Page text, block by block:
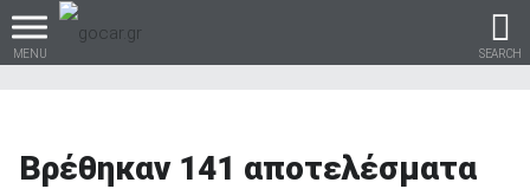
MENU SEARCH
Βρέθηκαν 141 αποτελέσματα